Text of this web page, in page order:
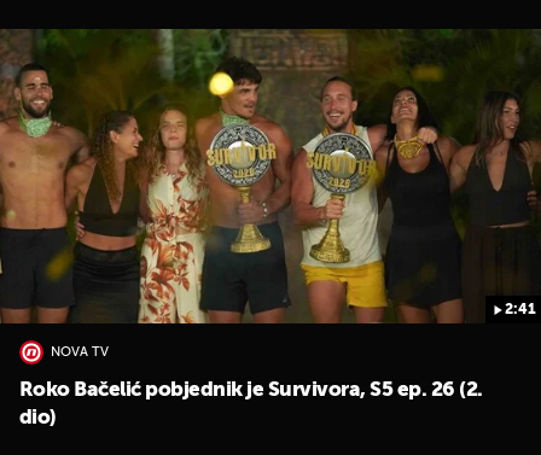
2:41
NOVA TV
Roko Bačelić pobjednik je Survivora, S5 ep. 26 (2.
dio)